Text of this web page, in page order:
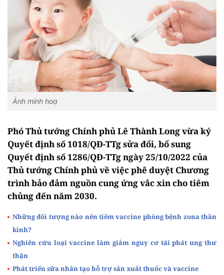
Ảnh minh hoạ
Phó Thủ tướng Chính phủ Lê Thành Long vừa ký
Quyết định số 1018/QĐ-TTg sửa đổi, bổ sung
Quyết định số 1286/QĐ-TTg ngày 25/10/2022 của
Thủ tướng Chính phủ về việc phê duyệt Chương
trình bảo đảm nguồn cung ứng vắc xin cho tiêm
chủng đến năm 2030.
Những đối tượng nào nên tiêm vaccine phòng bệnh zona thần
kinh?
Nghiên cứu loại vaccine làm giảm nguy cơ tái phát ung thư
thận
Phát triển sữa nhân tạo hỗ trợ sản xuất thuốc và vaccine